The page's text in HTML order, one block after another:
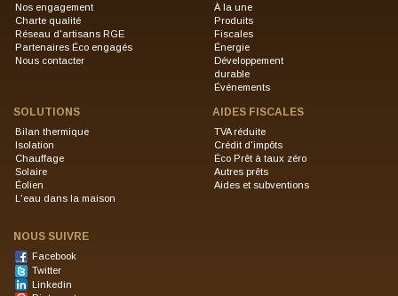
Nos engagement
Charte qualité
Réseau d'artisans RGE
Partenaires Éco engagés
Nous contacter
À la une
Produits
Fiscales
Énergie
Développement
durable
Événements
SOLUTIONS
Bilan thermique
Isolation
Chauffage
Solaire
Éolien
L'eau dans la maison
AIDES FISCALES
TVA réduite
Crédit d'impôts
Éco Prêt à taux zéro
Autres prêts
Aides et subventions
NOUS SUIVRE
Facebook
Twitter
Linkedin